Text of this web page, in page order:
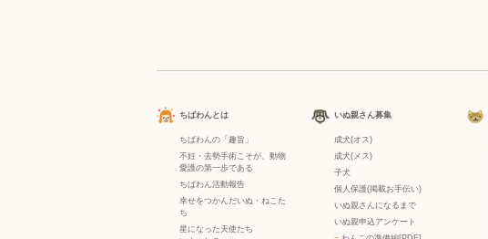
ちばわんとは
ちばわんの「趣旨」
不妊・去勢手術こそが、動物
愛護の第一歩である
ちばわん活動報告
幸せをつかんだいぬ・ねこた
ち
星になった天使たち
いぬ親さん募集
成犬(オス)
成犬(メス)
子犬
個人保護(掲載お手伝い)
いぬ親さんになるまで
いぬ親申込アンケート